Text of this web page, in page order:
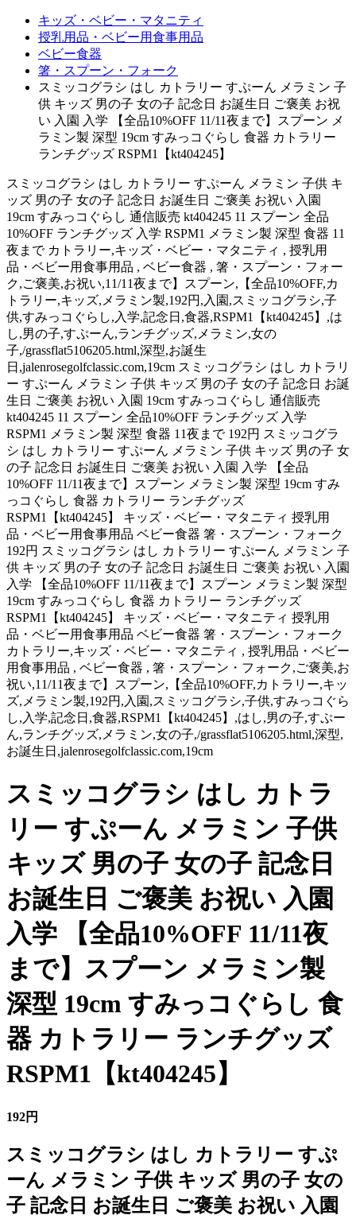
キッズ・ベビー・マタニティ
授乳用品・ベビー用食事用品
ベビー食器
箸・スプーン・フォーク
スミッコグラシ はし カトラリー すぷーん メラミン 子
供 キッズ 男の子 女の子 記念日 お誕生日 ご褒美 お祝
い 入園 入学 【全品10%OFF 11/11夜まで】スプーン メ
ラミン製 深型 19cm すみっコぐらし 食器 カトラリー
ランチグッズ RSPM1【kt404245】
スミッコグラシ はし カトラリー すぷーん メラミン 子供 キ
ッズ 男の子 女の子 記念日 お誕生日 ご褒美 お祝い 入園
19cm すみっコぐらし 通信販売 kt404245 11 スプーン 全品
10%OFF ランチグッズ 入学 RSPM1 メラミン製 深型 食器 11
夜まで カトラリー,キッズ・ベビー・マタニティ , 授乳用
品・ベビー用食事用品 , ベビー食器 , 箸・スプーン・フォー
ク,ご褒美,お祝い,11/11夜まで】スプーン,【全品10%OFF,カ
トラリー,キッズ,メラミン製,192円,入園,スミッコグラシ,子
供,すみっコぐらし,入学,記念日,食器,RSPM1【kt404245】,は
し,男の子,すぷーん,ランチグッズ,メラミン,女の
子,/grassflat5106205.html,深型,お誕生
日,jalenrosegolfclassic.com,19cm スミッコグラシ はし カトラリ
ー すぷーん メラミン 子供 キッズ 男の子 女の子 記念日 お誕
生日 ご褒美 お祝い 入園 19cm すみっコぐらし 通信販売
kt404245 11 スプーン 全品10%OFF ランチグッズ 入学
RSPM1 メラミン製 深型 食器 11夜まで 192円 スミッコグラ
シ はし カトラリー すぷーん メラミン 子供 キッズ 男の子 女
の子 記念日 お誕生日 ご褒美 お祝い 入園 入学 【全品
10%OFF 11/11夜まで】スプーン メラミン製 深型 19cm すみ
っコぐらし 食器 カトラリー ランチグッズ
RSPM1【kt404245】 キッズ・ベビー・マタニティ 授乳用
品・ベビー用食事用品 ベビー食器 箸・スプーン・フォーク
192円 スミッコグラシ はし カトラリー すぷーん メラミン 子
供 キッズ 男の子 女の子 記念日 お誕生日 ご褒美 お祝い 入園
入学 【全品10%OFF 11/11夜まで】スプーン メラミン製 深型
19cm すみっコぐらし 食器 カトラリー ランチグッズ
RSPM1【kt404245】 キッズ・ベビー・マタニティ 授乳用
品・ベビー用食事用品 ベビー食器 箸・スプーン・フォーク
カトラリー,キッズ・ベビー・マタニティ , 授乳用品・ベビー
用食事用品 , ベビー食器 , 箸・スプーン・フォーク,ご褒美,お
祝い,11/11夜まで】スプーン,【全品10%OFF,カトラリー,キッ
ズ,メラミン製,192円,入園,スミッコグラシ,子供,すみっコぐら
し,入学,記念日,食器,RSPM1【kt404245】,はし,男の子,すぷー
ん,ランチグッズ,メラミン,女の子,/grassflat5106205.html,深型,
お誕生日,jalenrosegolfclassic.com,19cm
スミッコグラシ はし カトラ
リー すぷーん メラミン 子供
キッズ 男の子 女の子 記念日
お誕生日 ご褒美 お祝い 入園
入学 【全品10%OFF 11/11夜
まで】スプーン メラミン製
深型 19cm すみっコぐらし 食
器 カトラリー ランチグッズ
RSPM1【kt404245】
192円
スミッコグラシ はし カトラリー すぷ
ーん メラミン 子供 キッズ 男の子 女の
子 記念日 お誕生日 ご褒美 お祝い 入園